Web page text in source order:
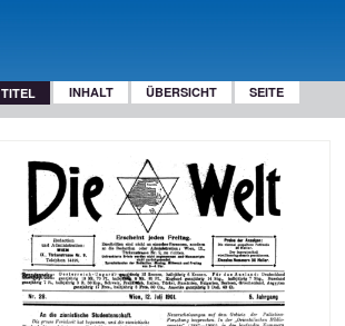
TITEL INHALT ÜBERSICHT SEITE